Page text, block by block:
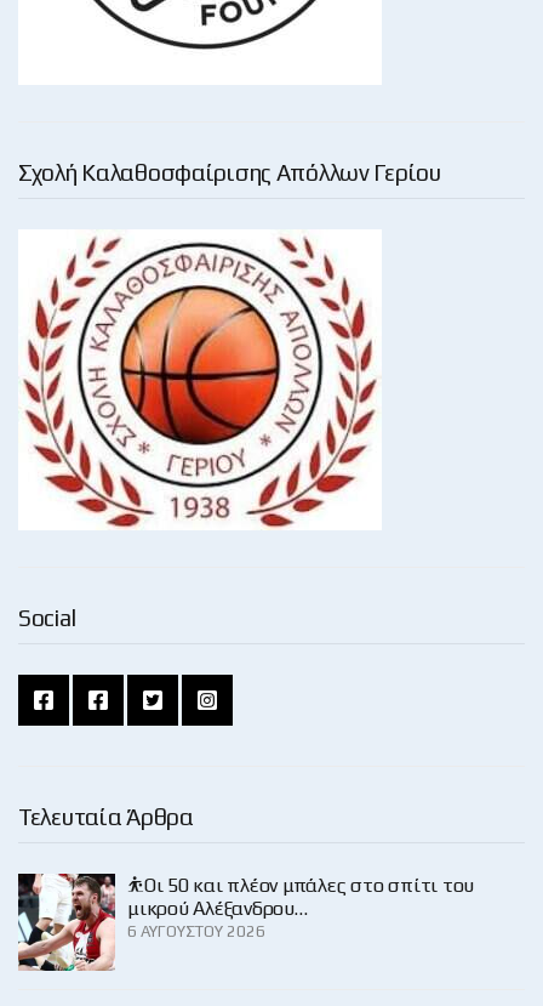
Σχολή Καλαθοσφαίρισης Απόλλων Γερίου
Social
Τελευταία Άρθρα
⛹️Οι 50 και πλέον μπάλες στο σπίτι του
μικρού Αλέξανδρου…
6 ΑΥΓΟΎΣΤΟΥ 2026